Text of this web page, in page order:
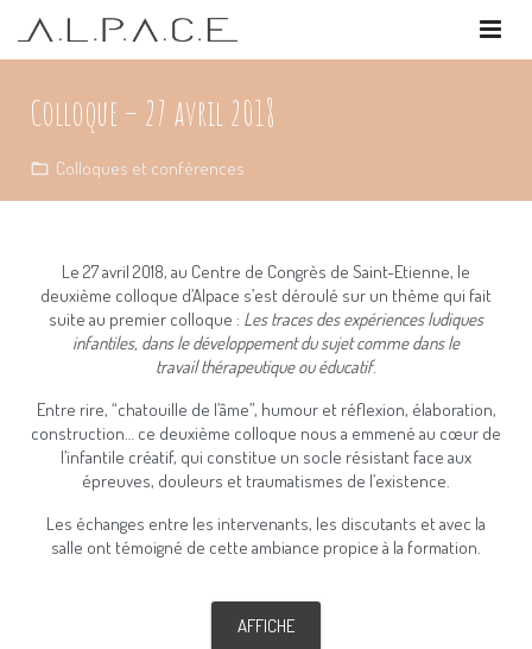
ARGUMENT
LE BUREAU
FORMATIONS
ÉVÉNEMENTS
CONTACT
COMMENT ADHÉRER
Colloque – 27 avril 2018
Colloques et conférences
Le 27 avril 2O18, au Centre de Congrès de Saint-Etienne, le
deuxième colloque d’Alpace s’est déroulé sur un thème qui fait
suite au premier colloque : Les traces des expériences ludiques
infantiles, dans le développement du sujet comme dans le
travail thérapeutique ou éducatif.
Entre rire, “chatouille de l’âme”, humour et réflexion, élaboration,
construction… ce deuxième colloque nous a emmené au cœur de
l’infantile créatif, qui constitue un socle résistant face aux
épreuves, douleurs et traumatismes de l’existence.
Les échanges entre les intervenants, les discutants et avec la
salle ont témoigné de cette ambiance propice à la formation.
AFFICHE